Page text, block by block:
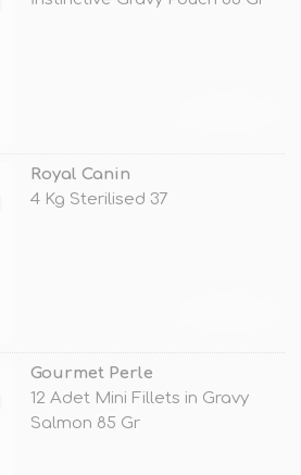
Royal Canin
4 Kg Sterilised 37
Gourmet Perle
12 Adet Mini Fillets in Gravy
Salmon 85 Gr